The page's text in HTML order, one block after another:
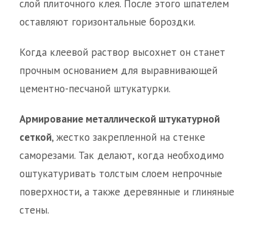
слой плиточного клея. После этого шпателем
оставляют горизонтальные бороздки.
Когда клеевой раствор высохнет он станет
прочным основанием для выравнивающей
цементно-песчаной штукатурки.
Армирование металлической штукатурной
сеткой, жестко закрепленной на стенке
саморезами. Так делают, когда необходимо
оштукатуривать толстым слоем непрочные
поверхности, а также деревянные и глиняные
стены.